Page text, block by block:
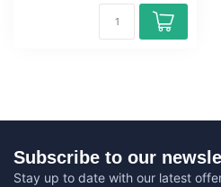
Subscribe to our
Stay up to date with our latest